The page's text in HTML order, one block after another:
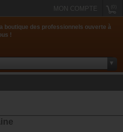
MON COMPTE
boutique des professionnels ouverte à
!